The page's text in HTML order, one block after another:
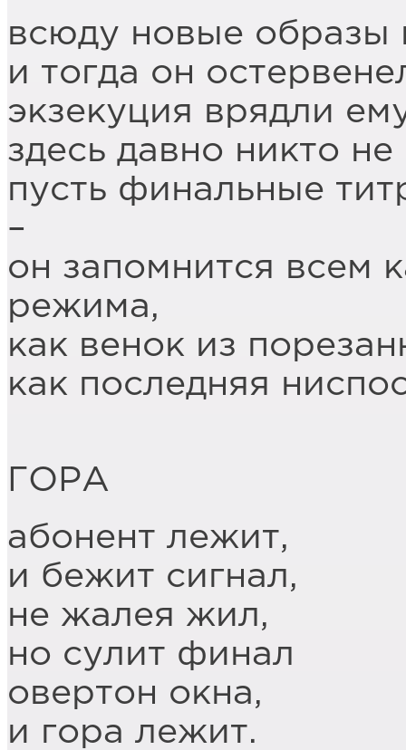
всюду новые образы
и тогда он
экзекуция врядли
здесь давно никто
пусть финальные
–
он запомнится всем
режима,
как венок из
как последняя
ГОРА
абонент лежит,
и бежит сигнал,
не жалея жил,
но сулит финал
овертон окна,
и гора лежит.